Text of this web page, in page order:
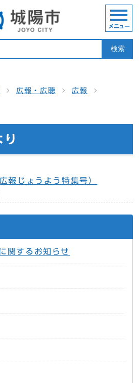
検索
メニュー
広報・広聴 広報
報じょうよう特集号）
関するお知らせ